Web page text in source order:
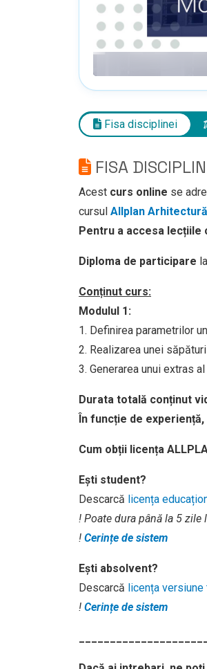
Fisa disciplinei
FISA
Acest curs online se
cursul Allplan
Pentru a accesa lecțiile
Diploma de participare
Conținut curs:
Modulul 1:
1. Definirea parametrilor
2. Realizarea unei
3. Generarea unui extras
Durata totală conținut
În funcție de
Cum obții licența
Ești student?
Descarcă licența
! Poate dura până la 5
! Cerințe de sistem
Ești absolvent?
Descarcă licența
! Cerințe de sistem